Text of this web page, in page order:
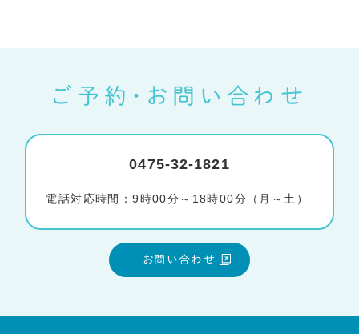
ご予約・お問い合わせ
0475-32-1821
電話対応時間：9時00分～18時00分（月～土）
お問い合わせ